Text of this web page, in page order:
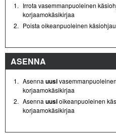
1. Irrota vasemmanpuoleinen
korjaamokäsikirjaa
2. Poista oikeanpuoleinen
ASENNA
1. Asenna uusi
korjaamokäsikirjaa
2. Asenna uusioikeanpuoleinen
korjaamokäsikirjaa